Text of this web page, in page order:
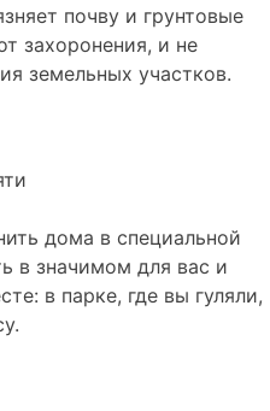
почву и грунтовые
захоронения, и не
земельных участков.
дома в специальной
в значимом для вас и
в парке, где вы гуляли,